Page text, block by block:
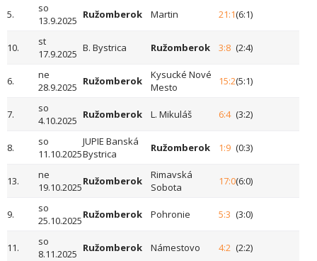
5.
so
13.9.2025 Ružomberok Martin 21:1(6:1)
10.
st
17.9.2025 B. Bystrica Ružomberok 3:8 (2:4)
6.
ne
28.9.2025 Ružomberok
Kysucké Nové
Mesto
15:2(5:1)
7.
so
4.10.2025 Ružomberok L. Mikuláš 6:4 (3:2)
8.
so
11.10.2025
JUPIE Banská
Bystrica
Ružomberok 1:9 (0:3)
13.
ne
19.10.2025Ružomberok
Rimavská
Sobota
17:0(6:0)
9.
so
25.10.2025Ružomberok Pohronie 5:3 (3:0)
11.
so
8.11.2025 Ružomberok Námestovo 4:2 (2:2)